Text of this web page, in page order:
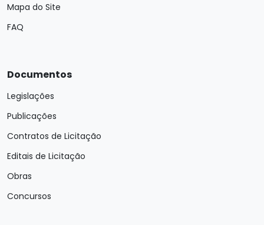
Mapa do Site
FAQ
Documentos
Legislações
Publicações
Contratos de Licitação
Editais de Licitação
Obras
Concursos